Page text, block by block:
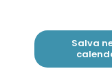
Salva